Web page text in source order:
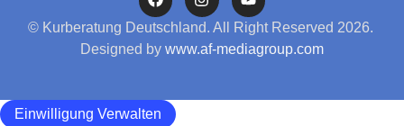
© Kurberatung Deutschland. All Right Reserved 2026.
Designed by www.af-mediagroup.com
Einwilligung Verwalten